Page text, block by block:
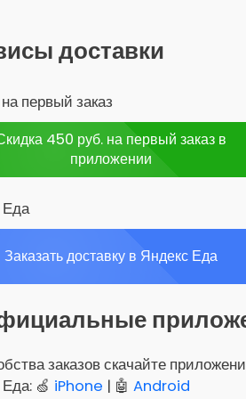
доставки
первый заказ
450 руб. на первый заказ в
приложении
Еда
Заказать доставку в Яндекс Еда
заказов скачайте
🍏 iPhone | 🤖 Android